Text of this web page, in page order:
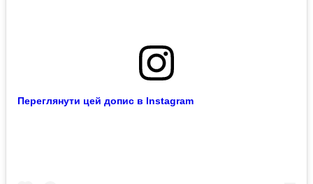
Переглянути цей допис в Instagram